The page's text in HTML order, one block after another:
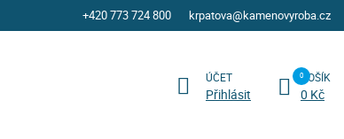
+420 773 724 800 krpatova@kamenovyroba.cz
ÚČET
Přihlásit
KOŠÍK
0 Kč